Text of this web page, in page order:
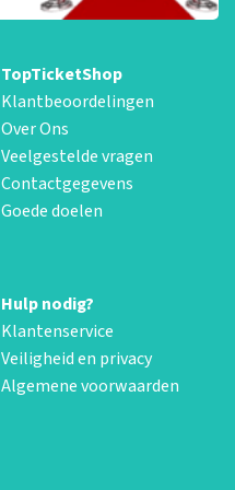
TopTicketShop
Klantbeoordelingen
Over Ons
Veelgestelde vragen
Contactgegevens
Goede doelen
Hulp nodig?
Klantenservice
Veiligheid en privacy
Algemene voorwaarden